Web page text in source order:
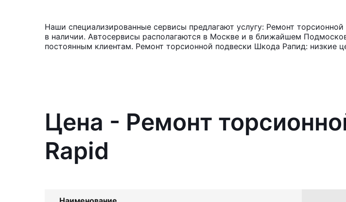
Наши специализированные сервисы предлагают услугу: Ремонт
в наличии. Автосервисы располагаются в Москве и в ближайшем
постоянным клиентам. Ремонт торсионной подвески Шкода Рапид: низкие
Цена - Ремонт
Rapid